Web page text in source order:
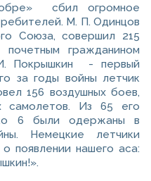
сбил огромное
М. П. Одинцов
Союза, совершил 215
почетным гражданином
Покрышкин - первый
за годы войны летчик
156 воздушных боев,
самолетов. Из 65 его
6 были одержаны в
Немецкие летчики
появлении нашего аса: